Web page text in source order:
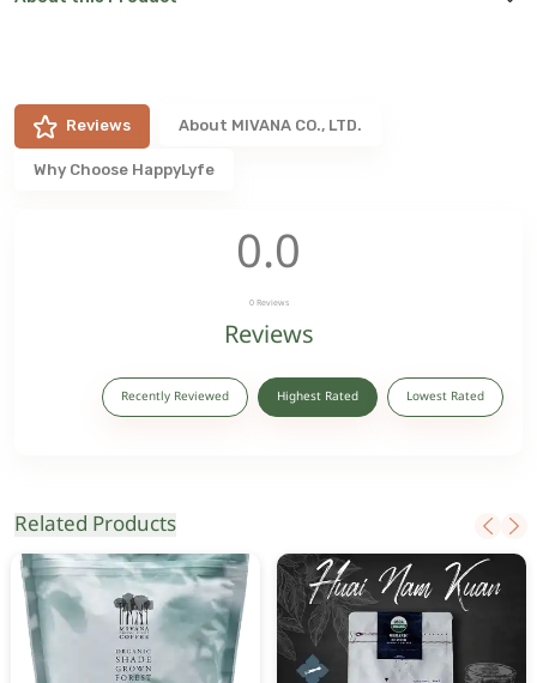
Reviews About MIVANA CO., LTD.
Why Choose HappyLyfe
0.0
0 Reviews
Reviews
Recently Reviewed Highest Rated Lowest Rated
Related Products